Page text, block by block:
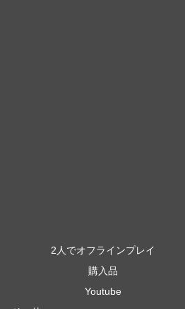
2人でオフラインプレイ
購入品
Youtube